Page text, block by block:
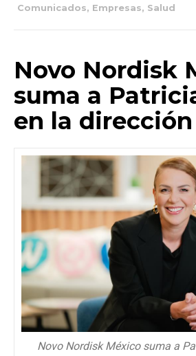
Comunicados, Empresas, Salud
Novo Nordisk
suma a
en la
Novo Nordisk México suma a